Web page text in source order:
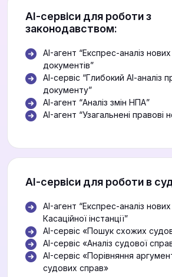
АІ-сервіси для роботи з
законодавством:
AI-агент “Експрес-аналіз
документів”
АІ-сервіс “Глибокий АІ-аналіз
документу”
АІ-агент “Аналіз змін НПА”
AI-агент “Узагальнені правові
АІ-сервіси для роботи в
AI-агент “Експрес-аналіз
Касаційної інстанції”
AI-сервіс «Пошук схожих
AI-сервіс «Аналіз судової
AI-сервіс «Порівняння
судових справ»